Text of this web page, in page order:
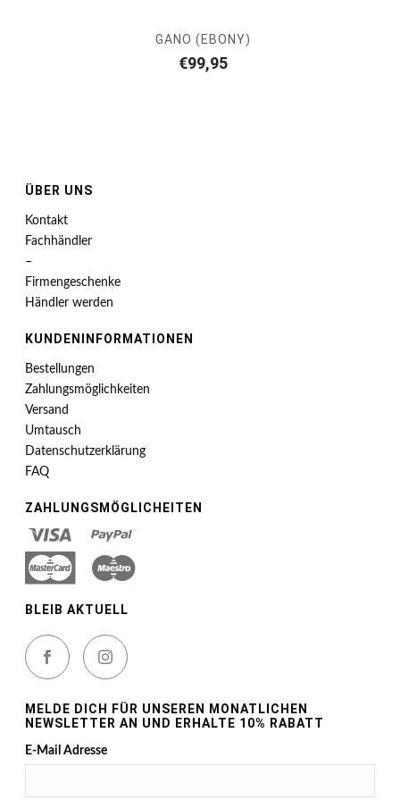
GANO (EBONY)
€99,95
ÜBER UNS
Kontakt
Fachhändler
–
Firmengeschenke
Händler werden
KUNDENINFORMATIONEN
Bestellungen
Zahlungsmöglichkeiten
Versand
Umtausch
Datenschutzerklärung
FAQ
ZAHLUNGSMÖGLICHEITEN
BLEIB AKTUELL
MELDE DICH FÜR UNSEREN MONATLICHEN
NEWSLETTER AN UND ERHALTE 10% RABATT
E-Mail Adresse